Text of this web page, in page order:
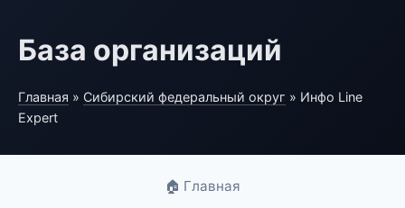
База организаций
Главная » Сибирский федеральный округ » Инфо Line
Expert
🏠 Главная